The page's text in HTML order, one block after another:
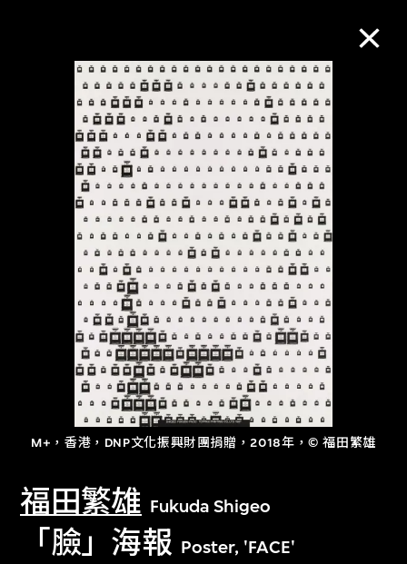
M+，香港，DNP文化振興財團捐贈，2018年，© 福田繁雄
福田繁雄 Fukuda Shigeo
「臉」海報 Poster, 'FACE'
M+藏品
進一步篩選
關於M+藏品
探索世界頂級的二十及二十一世紀視覺
文化藏品。